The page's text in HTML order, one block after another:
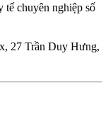
tế chuyên nghiệp số
27 Trần Duy Hưng,